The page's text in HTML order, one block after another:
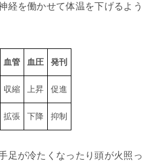
経を働かせて体温を下げるよう
血管 血圧 発刊
収縮 上昇 促進
拡張 下降 抑制
足が冷たくなったり頭が火照っ